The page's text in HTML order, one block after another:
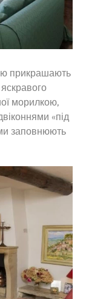
прикрашають
морилкою,
«під
заповнюють